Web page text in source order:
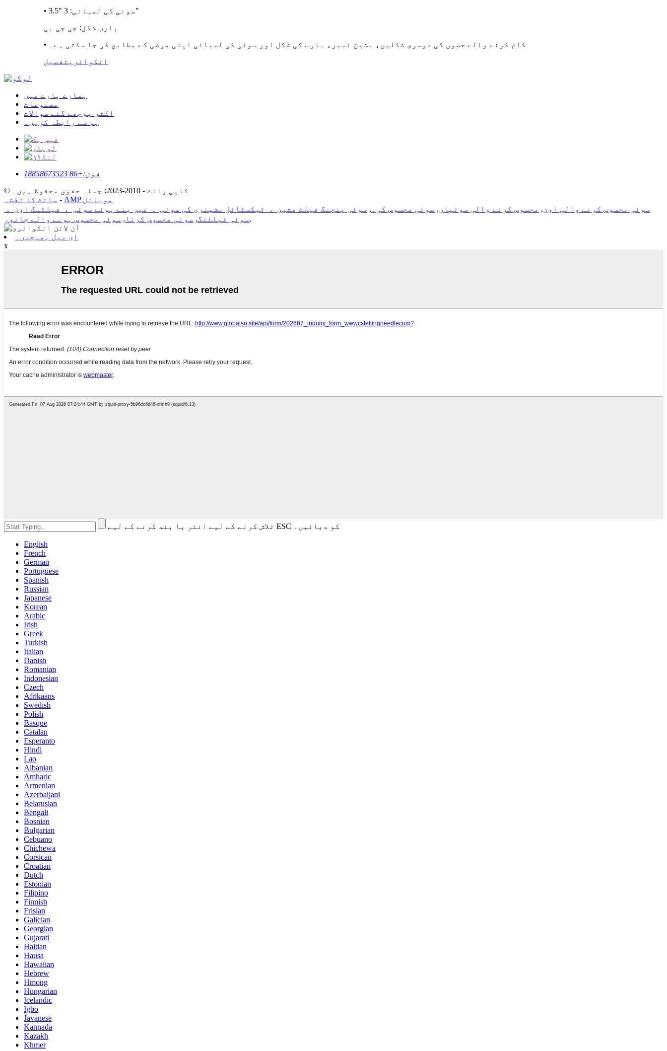
• سوئی کی لمبائی: 3 "3.5″
بارب شکل: جی جی بی
• کام کرنے والے حصوں کی دوسری شکلیں، مشین نمبر، بارب کی شکل اور سوئی کی لمبائی اپنی مرضی کے مطابق کی جا سکتی ہے۔
انکوائری تفصیل
ہمارے بارے میں
مصنوعات
اکثر پوچھے گئے سوالات
ہم سے رابطہ کریں۔
فون:+86 18858673523
© کاپی رائٹ - 2010-2023: جملہ حقوق محفوظ ہیں۔
سائٹ کا نقشہ -
AMP موبائل
سوئی محسوس کرنے والی اون, محسوس کرنے والی سوئیاں, سوئی محسوس کی۔ , سوئی پنچنگ فیلٹ مشین ， ٹیکسٹائل مشینری کی سوئی ， غیر بنے ہوئے سوئی ， فیلٹنگ اون ，
سوئی فیلٹنگ, سوئی محسوس کرنا , سوئی محسوس ہونے والے جانور ,
ای میل بھیجیں۔
x
تلاش کرنے کے لیے انٹر یا بند کرنے کے لیے ESC کو دبائیں۔
English
French
German
Portuguese
Spanish
Russian
Japanese
Korean
Arabic
Irish
Greek
Turkish
Italian
Danish
Romanian
Indonesian
Czech
Afrikaans
Swedish
Polish
Basque
Catalan
Esperanto
Hindi
Lao
Albanian
Amharic
Armenian
Azerbaijani
Belarusian
Bengali
Bosnian
Bulgarian
Cebuano
Chichewa
Corsican
Croatian
Dutch
Estonian
Filipino
Finnish
Frisian
Galician
Georgian
Gujarati
Haitian
Hausa
Hawaiian
Hebrew
Hmong
Hungarian
Icelandic
Igbo
Javanese
Kannada
Kazakh
Khmer